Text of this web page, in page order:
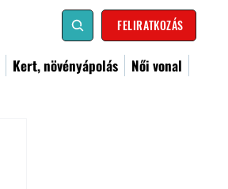
FELIRATKOZÁS
Kert, növényápolás
Női vonal